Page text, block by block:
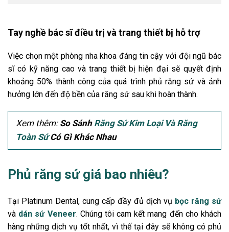
Tay nghề bác sĩ điều trị và trang thiết bị hỗ trợ
Việc chọn một phòng nha khoa đáng tin cậy với đội ngũ bác
sĩ có kỹ năng cao và trang thiết bị hiện đại sẽ quyết định
khoảng 50% thành công của quá trình phủ răng sứ và ảnh
hưởng lớn đến độ bền của răng sứ sau khi hoàn thành.
Xem thêm: So Sánh Răng Sứ Kim Loại Và Răng
Toàn SứCó Gì Khác Nhau
Phủ răng sứ giá bao nhiêu?
Tại Platinum Dental, cung cấp đầy đủ dịch vụ bọc răng sứ
và dán sứ Veneer. Chúng tôi cam kết mang đến cho khách
hàng những dịch vụ tốt nhất, vì thế tại đây sẽ không có phủ